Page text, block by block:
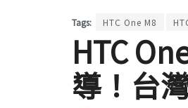
Tags: HTC One M8
HTC
導！台